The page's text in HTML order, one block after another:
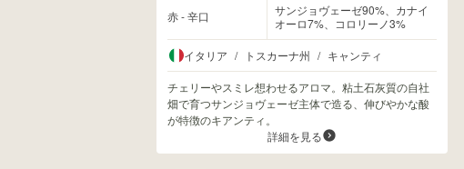
赤 - 辛口
サンジョヴェーゼ90%、カナイ
オーロ7%、コロリーノ3%
イタリア / トスカーナ州 / キャンティ
チェリーやスミレ想わせるアロマ。粘土石灰質の自社
畑で育つサンジョヴェーゼ主体で造る、伸びやかな酸
が特徴のキアンティ。
詳細を見る